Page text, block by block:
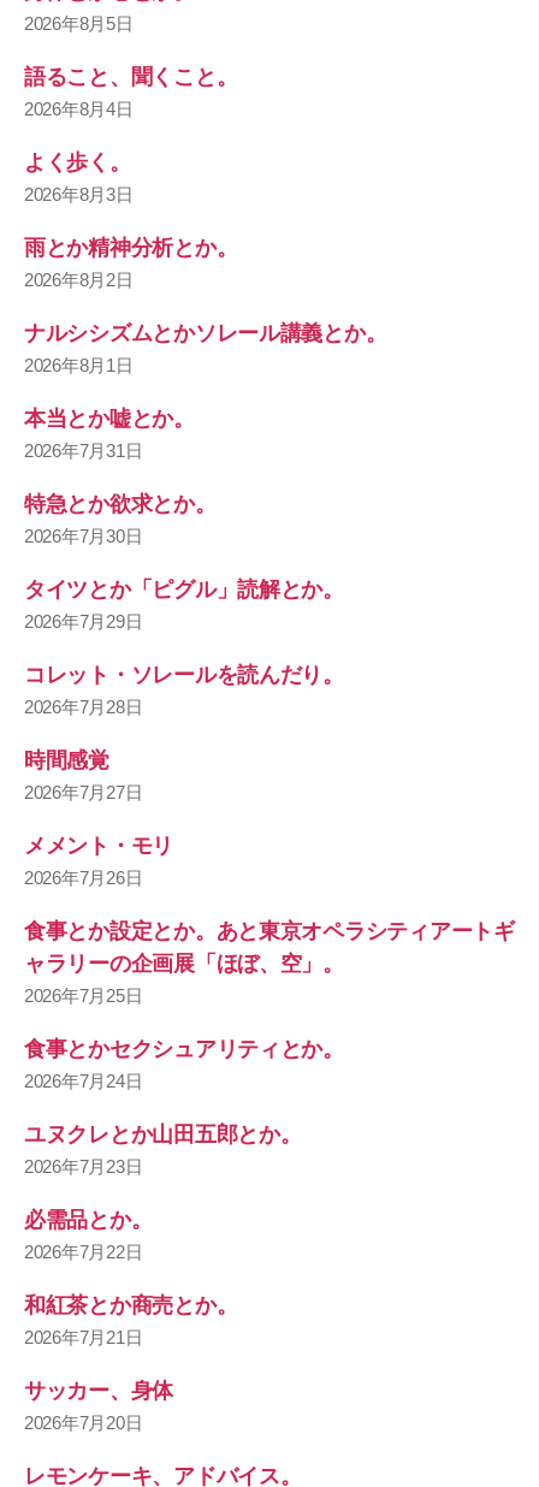
2026年8月5日
語ること、聞くこと。
2026年8月4日
よく歩く。
2026年8月3日
雨とか精神分析とか。
2026年8月2日
ナルシシズムとかソレール講義とか。
2026年8月1日
本当とか嘘とか。
2026年7月31日
特急とか欲求とか。
2026年7月30日
タイツとか「ピグル」読解とか。
2026年7月29日
コレット・ソレールを読んだり。
2026年7月28日
時間感覚
2026年7月27日
メメント・モリ
2026年7月26日
食事とか設定とか。あと東京オペラシティアートギ
ャラリーの企画展「ほぼ、空」。
2026年7月25日
食事とかセクシュアリティとか。
2026年7月24日
ユヌクレとか山田五郎とか。
2026年7月23日
必需品とか。
2026年7月22日
和紅茶とか商売とか。
2026年7月21日
サッカー、身体
2026年7月20日
レモンケーキ、アドバイス。